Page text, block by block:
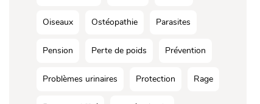
Oiseaux Ostéopathie Parasites
Pension Perte de poids Prévention
Problèmes urinaires Protection Rage